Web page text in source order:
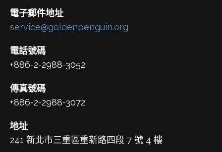
電子郵件地址
service@goldenpenguin.org
電話號碼
+886-2-2988-3052
傳真號碼
+886-2-2988-3072
地址
241 新北市三重區重新路四段 7 號 4 樓